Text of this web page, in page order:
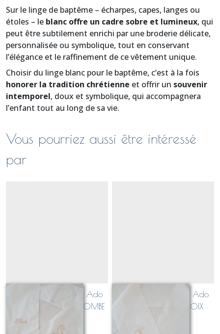
Sur le linge de baptême – écharpes, capes, langes ou
étoles – le blanc offre un cadre sobre et lumineux, qui
peut être subtilement enrichi par une broderie délicate,
personnalisée ou symbolique, tout en conservant
l’élégance et le raffinement de ce vêtement unique.
Choisir du linge blanc pour le baptême, c’est à la fois
honorer la tradition chrétienne et offrir un souvenir
intemporel, doux et symbolique, qui accompagnera
l’enfant tout au long de sa vie.
Vous pourriez aussi être intéressé
par
Echarpe de Baptême Ado
Adulte brodée "COLOMBE
EN VOL" (personnalisable
avec date et prénom)
À partir de
Echarpe de Baptême Ado
Adulte brodée "CROIX
avec date et prénom)